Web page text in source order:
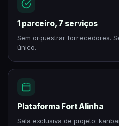
1 parceiro, 7 serviços
Sem orquestrar fornecedores.
único.
Plataforma Fort Alinha
Sala exclusiva de projeto: